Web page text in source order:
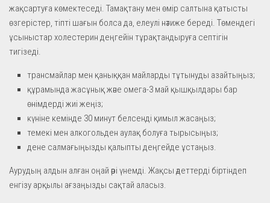
жақсартуға көмектеседі. Тамақтану мен өмір салтына қатысты
өзгерістер, тіпті шағын болса да, елеулі нәтиже береді. Төмендегі
ұсыныстар холестерин деңгейін тұрақтандыруға септігін
тигізеді.
трансмайлар мен қаныққан майларды тұтынуды азайтыңыз;
құрамында жасұнық және омега-3 май қышқылдары бар
өнімдерді жиі жеңіз;
күніне кемінде 30 минут белсенді қимыл жасаңыз;
темекі мен алкогольден аулақ болуға тырысыңыз;
дене салмағыңызды қалыпты деңгейде ұстаңыз.
Аурудың алдын алған оңай әрі үнемді. Жақсы әдеттерді біртіндеп
енгізу арқылы ағзаңызды сақтай аласыз.